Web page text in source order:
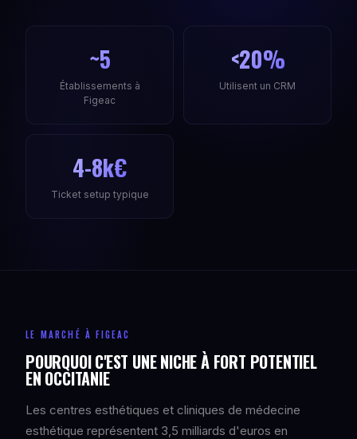
~5
Établissements à
Figeac
<20%
Utilisent un CRM
4-8k€
Ticket setup typique
LE MARCHÉ À FIGEAC
POURQUOI C'EST UNE NICHE À FORT POTENTIEL
EN OCCITANIE
Les centres esthétiques et cliniques de médecine
esthétique représentent 3,5 milliards d'euros en